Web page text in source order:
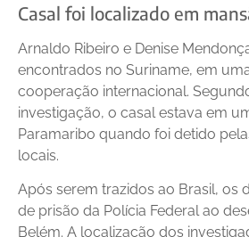
Casal foi localizado em
Arnaldo Ribeiro e Denise
encontrados no Suriname, em
cooperação internacional.
investigação, o casal estava em
Paramaribo quando foi detido
locais.
Após serem trazidos ao Brasil, os
de prisão da Polícia Federal ao
Belém. A localização dos